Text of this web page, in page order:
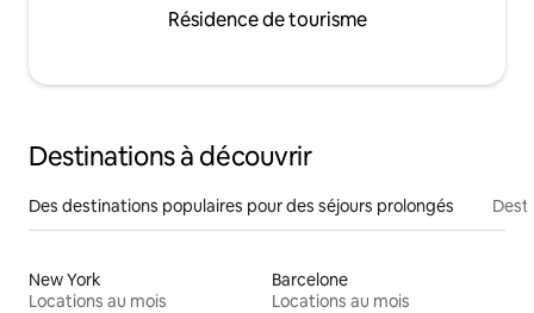
Résidence de tourisme
Destinations à découvrir
Des destinations populaires pour des séjours prolongés
New York
Locations au mois
Barcelone
Locations au mois